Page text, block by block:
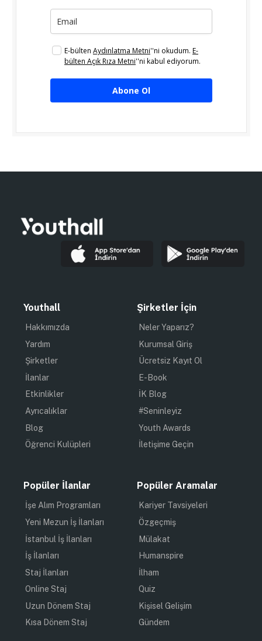
E-bülten Aydınlatma Metni''ni okudum. E-
bülten Açık Rıza Metni''ni kabul ediyorum.
Abone Ol
Youthall
Hakkımızda
Yardım
Şirketler
İlanlar
Etkinlikler
Ayrıcalıklar
Blog
Öğrenci Kulüpleri
Şirketler İçin
Neler Yaparız?
Kurumsal Giriş
Ücretsiz Kayıt Ol
E-Book
İK Blog
#Seninleyiz
Youth Awards
İletişime Geçin
Popüler İlanlar
İşe Alım Programları
Yeni Mezun İş İlanları
İstanbul İş İlanları
İş İlanları
Staj İlanları
Online Staj
Uzun Dönem Staj
Kısa Dönem Staj
Popüler Aramalar
Kariyer Tavsiyeleri
Özgeçmiş
Mülakat
Humanspire
İlham
Quiz
Kişisel Gelişim
Gündem